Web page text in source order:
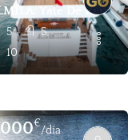
Motor Yacht
Yate De Lujo
5
5
10
€
/día